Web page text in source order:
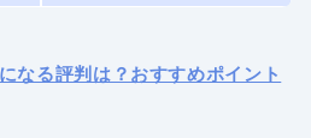
なる評判は？おすすめポイント